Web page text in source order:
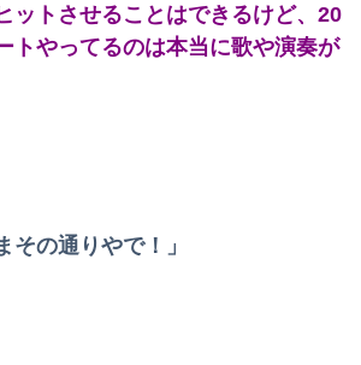
日本将棋連盟、公式HPの不正アクセス及び改ざん被害の調査結果公表
産党の街宣車、ほんと碌でもないな
ットさせることはできるけど、20
トやってるのは本当に歌や演奏が
その通りやで！」